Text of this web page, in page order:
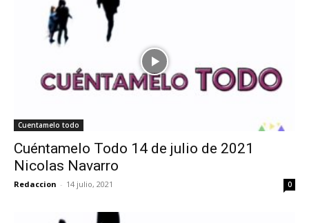
Cuentamelo todo
Cuéntamelo Todo 14 de julio de 2021
Nicolas Navarro
Redaccion - 14 julio, 2021 0